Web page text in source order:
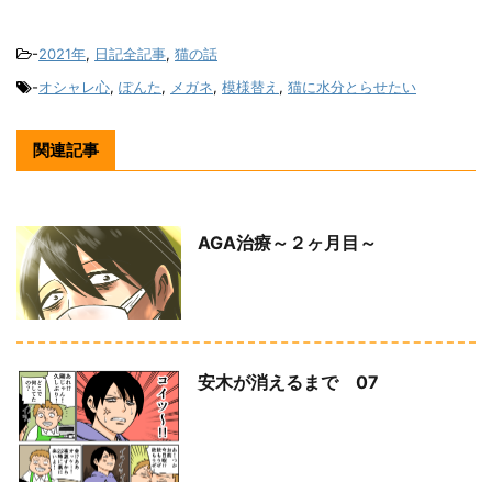
-2021年, 日記全記事, 猫の話
-オシャレ心, ぽんた, メガネ, 模様替え , 猫に水分とらせたい
関連記事
AGA治療～２ヶ月目～
安木が消えるまで 07